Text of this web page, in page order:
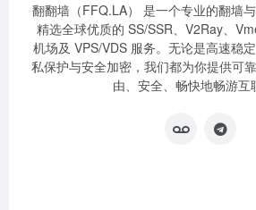
翻翻墙（FFQ.LA） 是一个专业的翻墙
精选全球优质的 SS/SSR、V2Ray、
机场及 VPS/VDS 服务。无论是高速稳
私保护与安全加密，我们都为你提供可
由、安全、畅快地畅游互